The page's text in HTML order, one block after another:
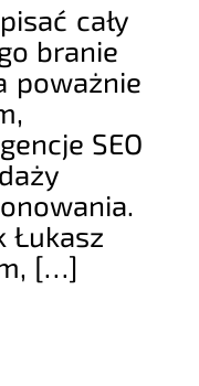
cały
branie
poważnie
SEO
Łukasz
[…]